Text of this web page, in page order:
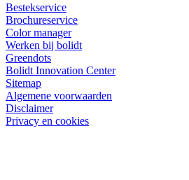
Bestekservice
Brochureservice
Color manager
Werken bij bolidt
Greendots
Bolidt Innovation Center
Sitemap
Algemene voorwaarden
Disclaimer
Privacy en cookies